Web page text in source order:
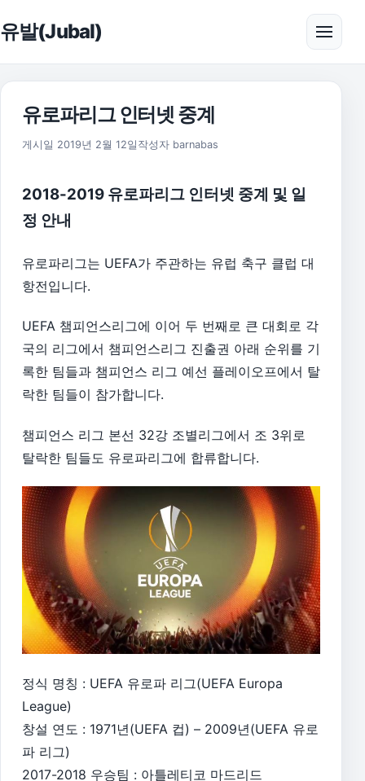
유발(Jubal) 메뉴
유로파리그 인터넷 중계
게시일 2019년 2월 12일 2019년 4월 12일
작성자 barnabas
2018-2019 유로파리그 인터넷 중계 및 일
정 안내
유로파리그는 UEFA가 주관하는 유럽 축구 클럽 대
항전입니다.
UEFA 챔피언스리그에 이어 두 번째로 큰 대회로 각
국의 리그에서 챔피언스리그 진출권 아래 순위를 기
록한 팀들과 챔피언스 리그 예선 플레이오프에서 탈
락한 팀들이 참가합니다.
챔피언스 리그 본선 32강 조별리그에서 조 3위로
탈락한 팀들도 유로파리그에 합류합니다.
정식 명칭 : UEFA 유로파 리그(UEFA Europa
League)
창설 연도 : 1971년(UEFA 컵) – 2009년(UEFA 유로
파 리그)
2017-2018 우승팀 : 아틀레티코 마드리드